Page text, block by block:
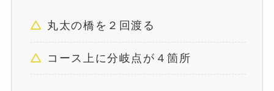
丸太の橋を２回渡る
コース上に分岐点が４箇所